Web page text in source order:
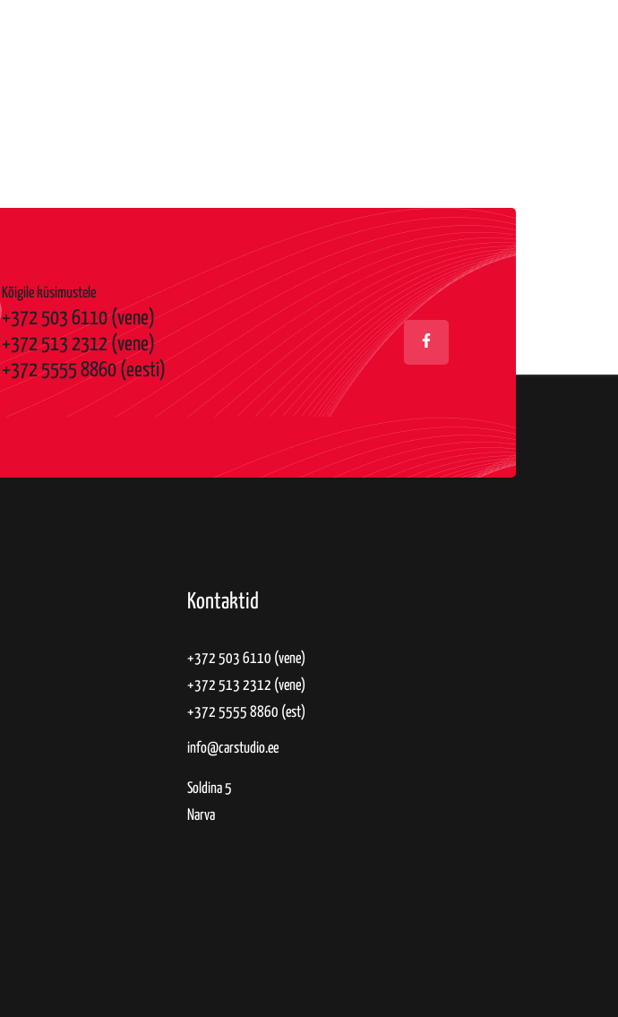
Kõigile küsimustele
+372 503 6110 (vene)
+372 513 2312 (vene)
+372 5555 8860 (eesti)
Kontaktid
+372 503 6110 (vene)
+372 513 2312 (vene)
+372 5555 8860 (est)
info@carstudio.ee
Soldina 5
Narva